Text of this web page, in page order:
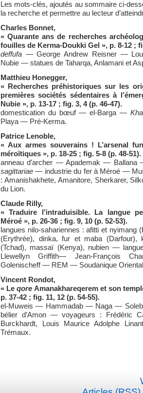
Les mots-clés, ajoutés au sommaire ci-
la recherche et permettre au lecteur
Charles Bonnet,
« Quarante ans de recherches
fouilles de Kerma-Doukki Gel », p. 8-12 ;
deffufa — George Andrew Reisner —
Nubie — statues de Taharqa, Anlamani et
Matthieu Honegger,
« Recherches préhistoriques sur les
premières sociétés sédentaires à
Nubie », p. 13-17 ; fig. 3, 4 (p. 46-47).
domestication du bœuf — el-Barga —
Playa — Pré-Kerma.
Patrice Lenoble,
« Aux armes souverains ! L’arsenal
méroïtiques », p. 18-25 ; fig. 5-8 (p. 48-51).
anneau d’archer — Apademak —
sagittariae — industrie du fer à Méroé —
: Amanishakhete, Amanitore, Sherkarer,
du Lion.
Claude Rilly,
«Traduire l’intraduisible. La langue
Méroé », p. 26-36 ; fig. 9, 10 (p. 52-53).
langues nilo-sahariennes : afitti et nyimang
(Erythrée), dinka, fur et maba (Darfour),
(Tchad), massaï (Kenya), nubien —
Llewellyn Griffith— Jean-François
Golenischeff — REM — Soudanique
Vincent Rondot,
« Leqore Amanakhareqerem et son
p. 37-42 ; fig. 11, 12 (p. 54-55).
el-Muweis — Hammadab — Naga —
bélier d’Amon — voyageurs : Frédéric
Burckhardt, Louis Maurice Adolphe
Trémaux.